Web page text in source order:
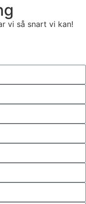
vi så snart vi kan!